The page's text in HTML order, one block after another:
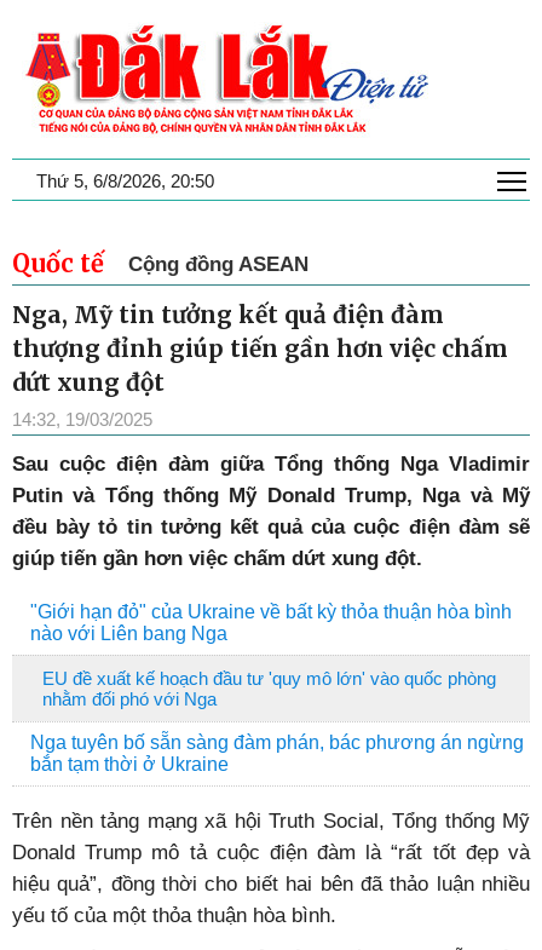
Thứ 5, 6/8/2026, 20:50
Quốc tế Cộng đồng ASEAN
Nga, Mỹ tin tưởng kết quả điện đàm
thượng đỉnh giúp tiến gần hơn việc chấm
dứt xung đột
14:32, 19/03/2025
Sau cuộc điện đàm giữa Tổng thống Nga Vladimir
Putin và Tổng thống Mỹ Donald Trump, Nga và Mỹ
đều bày tỏ tin tưởng kết quả của cuộc điện đàm sẽ
giúp tiến gần hơn việc chấm dứt xung đột.
"Giới hạn đỏ" của Ukraine về bất kỳ thỏa thuận hòa bình
nào với Liên bang Nga
EU đề xuất kế hoạch đầu tư 'quy mô lớn' vào quốc phòng
nhằm đối phó với Nga
Nga tuyên bố sẵn sàng đàm phán, bác phương án ngừng
bắn tạm thời ở Ukraine
Trên nền tảng mạng xã hội Truth Social, Tổng thống Mỹ
Donald Trump mô tả cuộc điện đàm là “rất tốt đẹp và
hiệu quả”, đồng thời cho biết hai bên đã thảo luận nhiều
yếu tố của một thỏa thuận hòa bình.